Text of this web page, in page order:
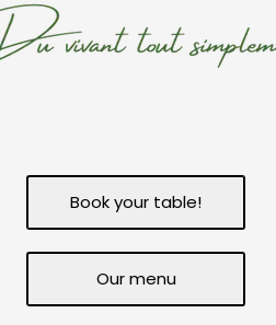
Du
Book your table!
Our menu